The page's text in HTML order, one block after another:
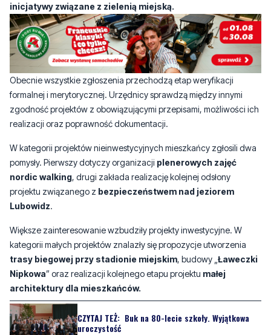
Obecnie wszystkie zgłoszenia przechodzą etap weryfikacji
formalnej i merytorycznej. Urzędnicy sprawdzą między innymi
zgodność projektów z obowiązującymi przepisami, możliwości ich
realizacji oraz poprawność dokumentacji.
W kategorii projektów nieinwestycyjnych mieszkańcy zgłosili dwa
pomysły. Pierwszy dotyczy organizacji
plenerowych zajęć
projektu związanego zbezpieczeństwem nad jeziorem
Lubowidz.
Większe zainteresowanie wzbudziły projekty inwestycyjne. W
kategorii małych projektów znalazły się propozycje utworzenia
Nipkowa” oraz realizacji kolejnego etapu projektumałej
architektury dla mieszkańców.
CZYTAJ TEŻ:Buk na 80-lecie szkoły. Wyjątkowa
uroczystość
Najbardziej kosztowne pomysły zgłoszono w kategorii
dużych projektów. Mieszkańcy zaproponowali
budowę